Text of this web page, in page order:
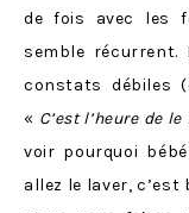
de fois avec les
semble récurrent.
constats débiles
« C’est l’heure de
voir pourquoi
allez le laver, c’est